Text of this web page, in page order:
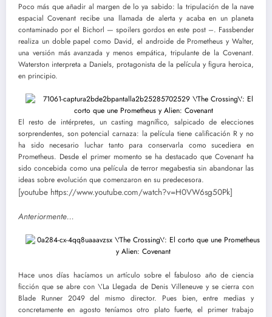
Poco más que añadir al margen de lo ya sabido: la tripulación de la nave
espacial Covenant recibe una llamada de alerta y acaba en un planeta
contaminado por el Bichorl — spoilers gordos en este post –. Fassbender
realiza un doble papel como David, el androide de Prometheus y Walter,
una versión más avanzada y menos empática, tripulante de la Covenant.
Waterston interpreta a Daniels, protagonista de la película y figura heroica,
en principio.
El resto de intérpretes, un casting magnífico, salpicado de elecciones
sorprendentes, son potencial carnaza: la película tiene calificación R y no
ha sido necesario luchar tanto para conservarla como sucediera en
Prometheus. Desde el primer momento se ha destacado que Covenant ha
sido concebida como una película de terror megabestia sin abandonar las
ideas sobre evolución que comenzaron en su predecesora.
[youtube https://www.youtube.com/watch?v=H0VW6sg50Pk]
Anteriormente…
Hace unos días hacíamos un artículo sobre el fabuloso año de ciencia
ficción que se abre con \’La Llegada de Denis Villeneuve y se cierra con
Blade Runner 2049 del mismo director. Pues bien, entre medias y
concretamente en agosto teníamos otro plato fuerte, el primer trabajo